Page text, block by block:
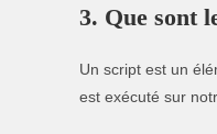
3. Que sont
Un script est un
est exécuté sur